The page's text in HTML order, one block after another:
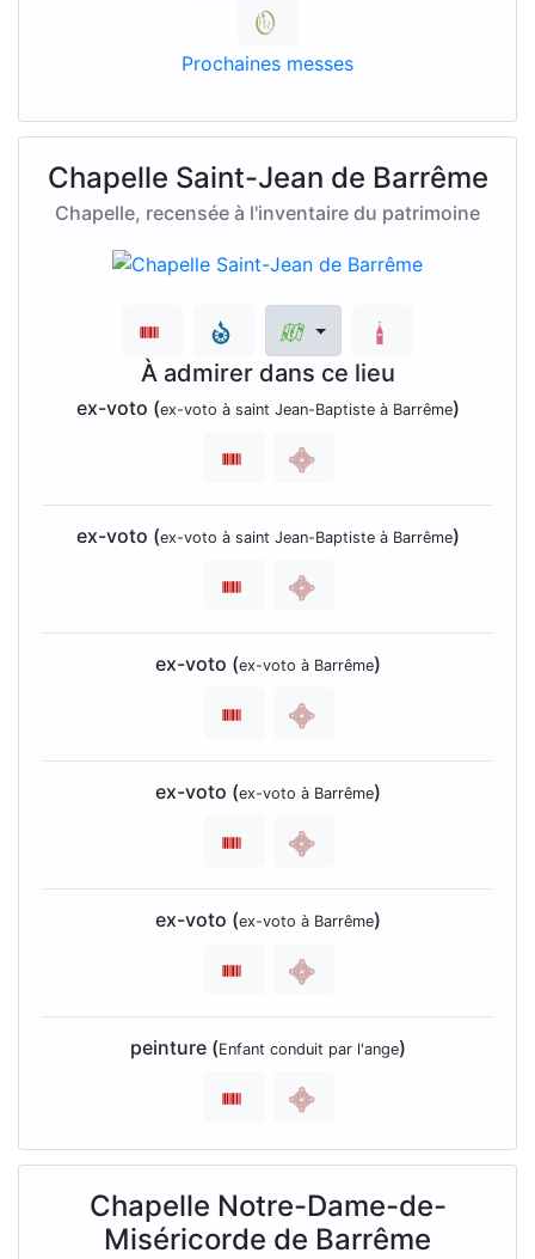
Prochaines messes
Chapelle Saint-Jean de Barrême
Chapelle, recensée à l'inventaire du patrimoine
À admirer dans ce lieu
ex-voto (ex-voto à saint Jean-Baptiste à Barrême)
ex-voto (ex-voto à saint Jean-Baptiste à Barrême)
ex-voto (ex-voto à Barrême)
ex-voto (ex-voto à Barrême)
ex-voto (ex-voto à Barrême)
peinture (Enfant conduit par l'ange)
Chapelle Notre-Dame-de-
Miséricorde de Barrême